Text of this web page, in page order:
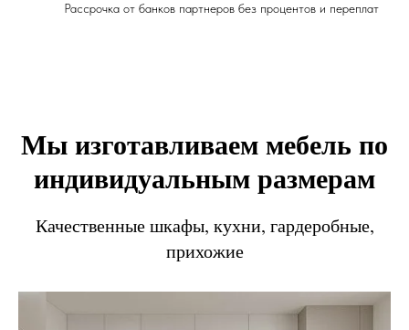
Рассрочка от банков партнеров без процентов и переплат
Мы изготавливаем мебель по
индивидуальным размерам
Качественные шкафы, кухни, гардеробные,
прихожие